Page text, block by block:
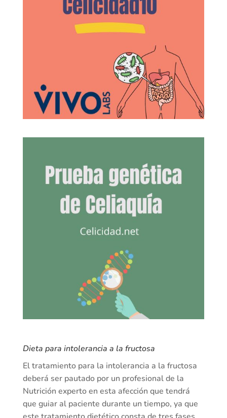
Dieta para intolerancia a la fructosa
El tratamiento para la intolerancia a la fructosa
deberá ser pautado por un profesional de la
Nutrición experto en esta afección que tendrá
que guiar al paciente durante un tiempo, ya que